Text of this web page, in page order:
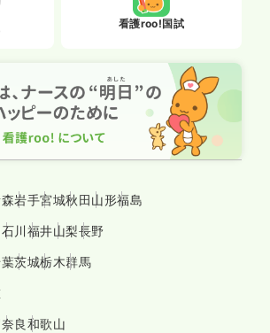
看護roo!国試
岩手宮城秋田山形福島
石川福井山梨長野
茨城栃木群馬
奈良和歌山